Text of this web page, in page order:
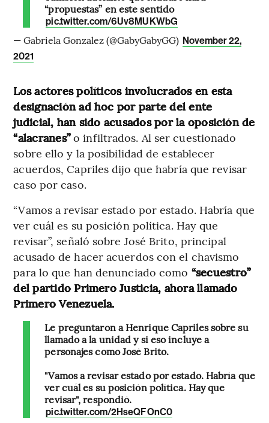
“propuestas” en este sentido
pic.twitter.com/6Uv8MUKWbG
— Gabriela Gonzalez (@GabyGabyGG) November 22,
2021
Los actores políticos involucrados en esta
designación ad hoc por parte del ente
judicial, han sido acusados por la oposición de
“alacranes”o infiltrados. Al ser cuestionado
sobre ello y la posibilidad de establecer
acuerdos, Capriles dijo que habría que revisar
caso por caso.
“Vamos a revisar estado por estado. Habría que
ver cuál es su posición política. Hay que
revisar”, señaló sobre José Brito, principal
acusado de hacer acuerdos con el chavismo
para lo que han denunciado como “secuestro”
del partido Primero Justicia, ahora llamado
Primero Venezuela.
Le preguntaron a Henrique Capriles sobre su
llamado a la unidad y si eso incluye a
personajes como José Brito.
"Vamos a revisar estado por estado. Habría que
ver cuál es su posición política. Hay que
revisar", respondió.
pic.twitter.com/2HseQFOnC0